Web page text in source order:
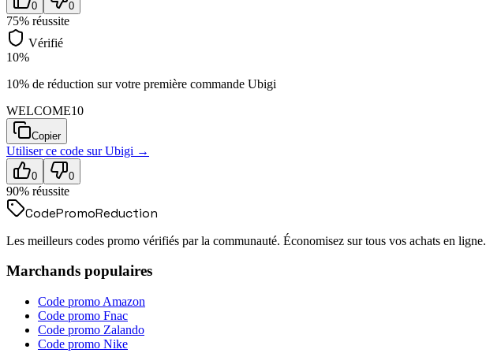
0 0
75% réussite
Vérifié
10%
10% de réduction sur votre première commande Ubigi
WELCOME10
Copier
Utiliser ce code surUbigi →
0 0
90% réussite
CodePromoReduction
Les meilleurs codes promo vérifiés par la communauté. Économisez sur tous vos achats en ligne.
Marchands populaires
Code promo Amazon
Code promo Fnac
Code promo Zalando
Code promo Nike